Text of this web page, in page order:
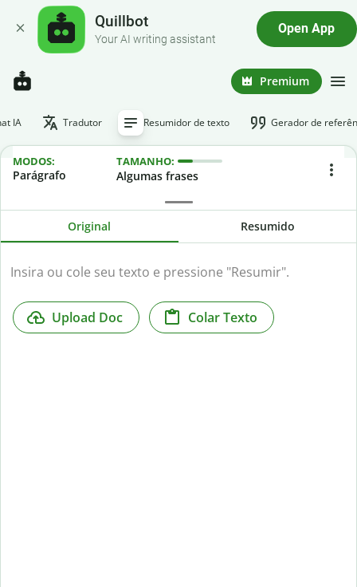
Quillbot
Your AI writing assistant
Open App
Premium
IA Tradutor Resumidor de texto Gerador de
MODOS:
Parágrafo
TAMANHO:
Algumas frases
Original Resumido
Upload Doc Colar Texto